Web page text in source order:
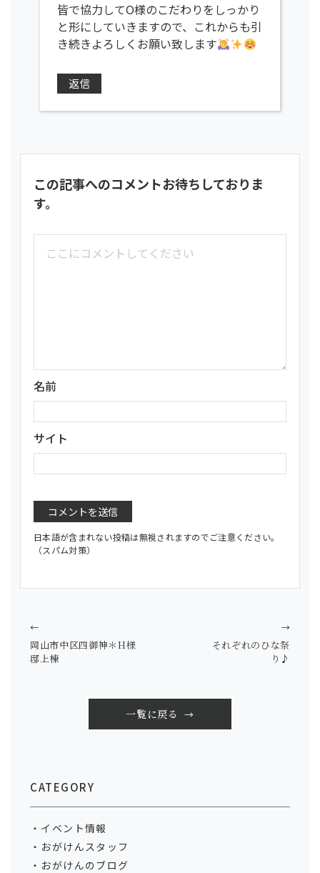
皆で協力してO様のこだわりをしっかり
と形にしていきますので、これからも引
き続きよろしくお願い致します
返信
この記事へのコメントお待ちしておりま
す。
名前
サイト
日本語が含まれない投稿は無視されますのでご注意ください。
（スパム対策）
岡山市中区四御神＊H様
邸上棟
←
一覧に戻る
それぞれのひな祭
り♪
→
CATEGORY
イベント情報
おがけんスタッフ
おがけんのブログ